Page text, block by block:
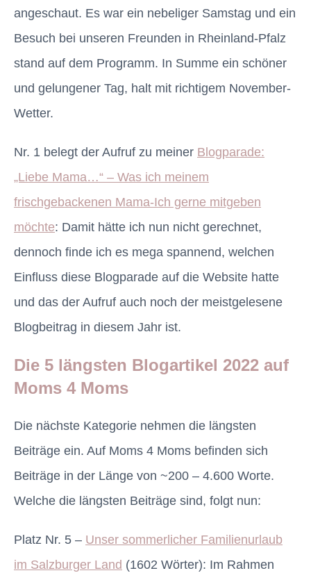
angeschaut. Es war ein nebeliger Samstag und ein
Besuch bei unseren Freunden in Rheinland-Pfalz
stand auf dem Programm. In Summe ein schöner
und gelungener Tag, halt mit richtigem November-
Wetter.
Nr. 1 belegt der Aufruf zu meiner Blogparade:
„Liebe Mama…“ – Was ich meinem
frischgebackenen Mama-Ich gerne mitgeben
möchte: Damit hätte ich nun nicht gerechnet,
dennoch finde ich es mega spannend, welchen
Einfluss diese Blogparade auf die Website hatte
und das der Aufruf auch noch der meistgelesene
Blogbeitrag in diesem Jahr ist.
Die 5 längsten Blogartikel 2022 auf
Moms 4 Moms
Die nächste Kategorie nehmen die längsten
Beiträge ein. Auf Moms 4 Moms befinden sich
Beiträge in der Länge von ~200 – 4.600 Worte.
Welche die längsten Beiträge sind, folgt nun:
Platz Nr. 5 – Unser sommerlicher Familienurlaub
im Salzburger Land (1602 Wörter): Im Rahmen